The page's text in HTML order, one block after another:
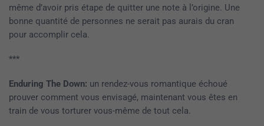
même d’avoir pris étape de quitter une note à l’origine. Une
bonne quantité de personnes ne serait pas aurais du cran
pour accomplir cela.
***
Enduring The Down: un rendez-vous romantique échoué
prouver comment vous envisagé, maintenant vous êtes en
train de vous torturer vous-même de tout cela.